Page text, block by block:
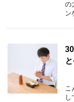
の
ン
こ
し